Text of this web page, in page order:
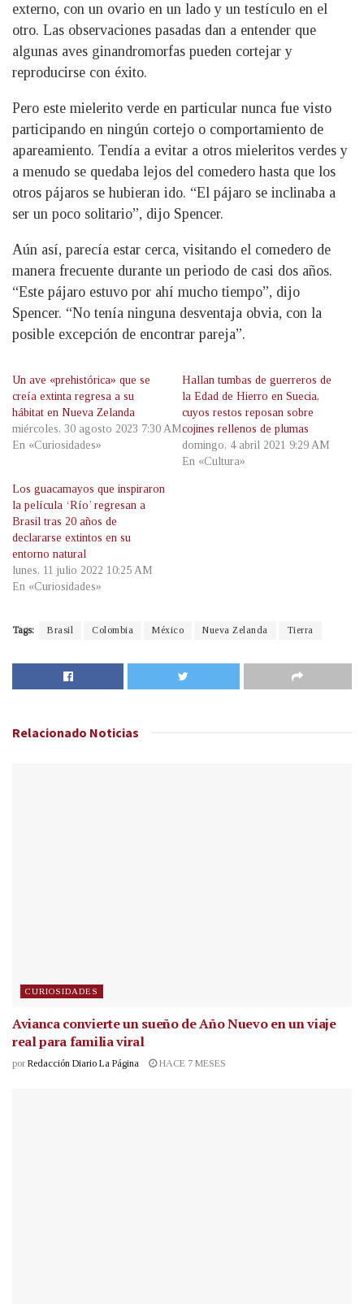
externo, con un ovario en un lado y un testículo en el
otro. Las observaciones pasadas dan a entender que
algunas aves ginandromorfas pueden cortejar y
reproducirse con éxito.
Pero este mielerito verde en particular nunca fue visto
participando en ningún cortejo o comportamiento de
apareamiento. Tendía a evitar a otros mieleritos verdes y
a menudo se quedaba lejos del comedero hasta que los
otros pájaros se hubieran ido. “El pájaro se inclinaba a
ser un poco solitario”, dijo Spencer.
Aún así, parecía estar cerca, visitando el comedero de
manera frecuente durante un periodo de casi dos años.
“Este pájaro estuvo por ahí mucho tiempo”, dijo
Spencer. “No tenía ninguna desventaja obvia, con la
posible excepción de encontrar pareja”.
Un ave «prehistórica» que se
creía extinta regresa a su
hábitat en Nueva Zelanda
miércoles, 30 agosto 2023 7:30 AM
En «Curiosidades»
Hallan tumbas de guerreros de
la Edad de Hierro en Suecia,
cuyos restos reposan sobre
cojines rellenos de plumas
domingo, 4 abril 2021 9:29 AM
En «Cultura»
Los guacamayos que inspiraron
la película ‘Río’ regresan a
Brasil tras 20 años de
declararse extintos en su
entorno natural
lunes, 11 julio 2022 10:25 AM
En «Curiosidades»
Tags: Brasil Colombia México Nueva Zelanda Tierra
Relacionado Noticias
CURIOSIDADES
Avianca convierte un sueño de Año Nuevo en un viaje
real para familia viral
por Redacción Diario La Página HACE 7 MESES